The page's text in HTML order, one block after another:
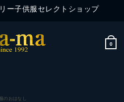
ー子供服セレクトショップ
0
服のおはなし